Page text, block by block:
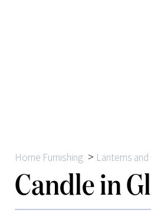
Home Furnishing > Lanterns
Candle in